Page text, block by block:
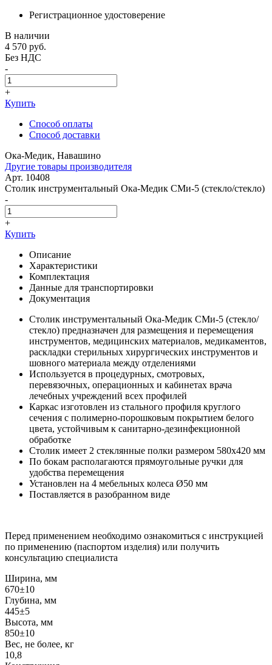
Регистрационное удостоверение
В наличии
4 570 руб.
Без НДС
-
+
Купить
Способ оплаты
Способ доставки
Ока-Медик, Навашино
Другие товары производителя
Арт. 10408
Столик инструментальный Ока-Медик СМи-5 (стекло/стекло)
-
+
Купить
Описание
Характеристики
Комплектация
Данные для транспортировки
Документация
Столик инструментальный Ока-Медик СМи-5 (стекло/
стекло) предназначен для размещения и перемещения
инструментов, медицинских материалов, медикаментов,
раскладки стерильных хирургических инструментов и
шовного материала между отделениями
Используется в процедурных, смотровых,
перевязочных, операционных и кабинетах врача
лечебных учреждений всех профилей
Каркас изготовлен из стального профиля круглого
сечения с полимерно-порошковым покрытием белого
цвета, устойчивым к санитарно-дезинфекционной
обработке
Столик имеет 2 стеклянные полки размером 580x420 мм
По бокам располагаются прямоугольные ручки для
удобства перемещения
Установлен на 4 мебельных колеса Ø50 мм
Поставляется в разобранном виде
Перед применением необходимо ознакомиться с инструкцией
по применению (паспортом изделия) или получить
консультацию специалиста
Ширина, мм
670±10
Глубина, мм
445±5
Высота, мм
850±10
Вес, не более, кг
10,8